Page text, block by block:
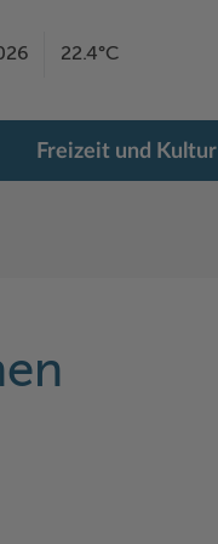
22.4°C
Freizeit und Kultur